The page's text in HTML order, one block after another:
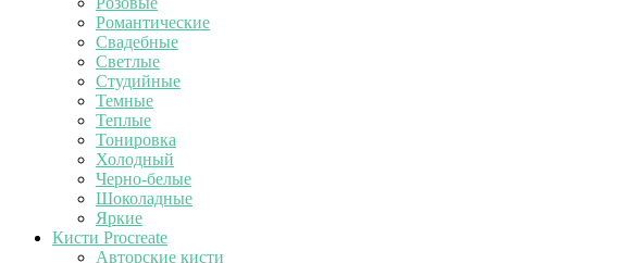
Романтические
Свадебные
Светлые
Студийные
Темные
Теплые
Тонировка
Холодный
Черно-белые
Шоколадные
Яркие
Кисти Procreate
Авторские кисти